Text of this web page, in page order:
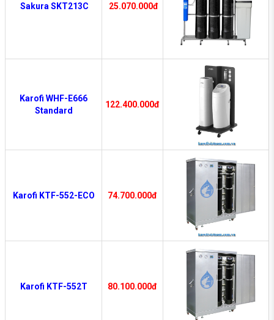
Sakura SKT213C 25.070.000đ
Karofi WHF-E666
Standard
122.400.000đ
Karofi KTF-552-ECO 74.700.000đ
Karofi KTF-552T 80.100.000đ